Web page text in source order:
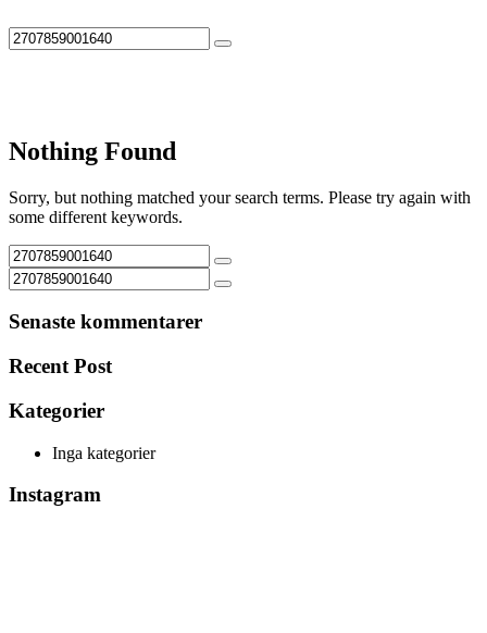
Nothing Found
Sorry, but nothing matched your search terms. Please try again with
some different keywords.
Senaste kommentarer
Recent Post
Kategorier
Inga kategorier
Instagram